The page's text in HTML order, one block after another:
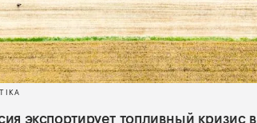
экспортирует топливный кризис в